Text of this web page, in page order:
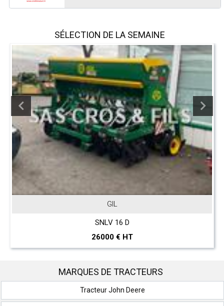
SÉLECTION DE LA SEMAINE
GIL
SNLV 16 D
26000 € HT
MARQUES DE TRACTEURS
Tracteur John Deere